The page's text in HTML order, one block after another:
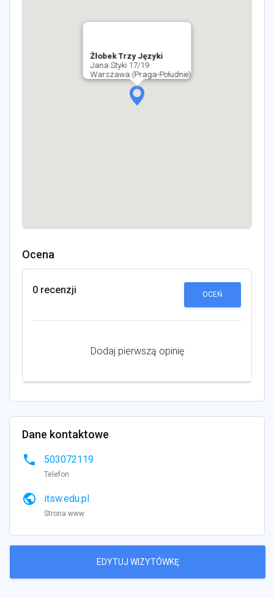
Żłobek Trzy Języki
Jana Styki 17/19
Warszawa (Praga-Południe)
Ocena
0 recenzji OCEŃ
Dodaj pierwszą opinię
Dane kontaktowe
phone 503072119
Telefon
public itsw.edu.pl
Strona www
EDYTUJ WIZYTÓWKĘ